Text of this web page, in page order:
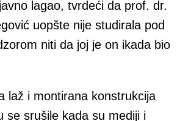
lagao, tvrdeći da prof. dr.
uopšte nije studirala pod
niti da joj je on ikada bio
laž i montirana konstrukcija
se srušile kada su mediji i